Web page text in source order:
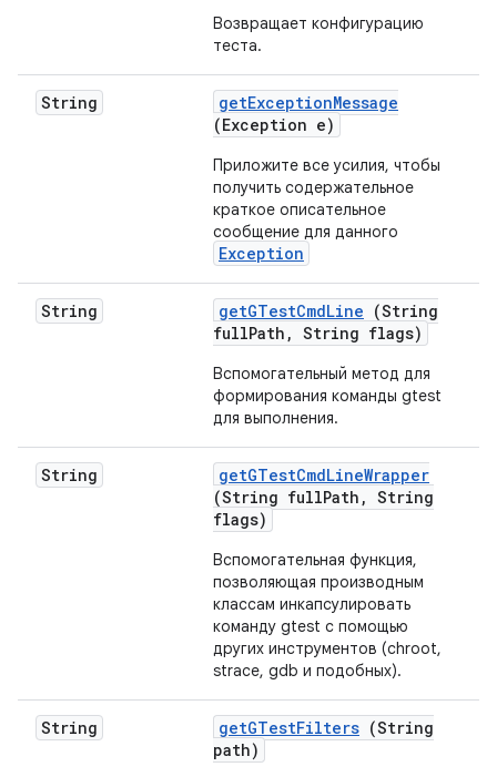
Возвращает конфигурацию
теста.
String getExceptionMessage
(Exception e)
Приложите все усилия, чтобы
получить содержательное
краткое описательное
сообщение для данного
Exception
String getGTestCmdLine (String
fullPath , String flags)
Вспомогательный метод для
формирования команды gtest
для выполнения.
String getGTestCmdLineWrapper
(String fullPath , String
flags)
Вспомогательная функция,
позволяющая производным
классам инкапсулировать
команду gtest с помощью
других инструментов (chroot,
strace, gdb и подобных).
String getGTestFilters (String
path)